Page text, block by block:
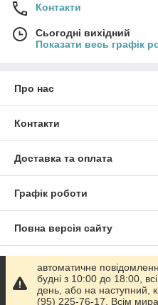
Контакти
Сьогодні вихідний
Показати весь графік
Про нас
Контакти
Доставка та оплата
Графік роботи
Повна версія сайту
Сайт створено на
Політика конфіденційності
автоматичне
будні з 10:00 до 18:00,
день, або на наступний,
(95) 225-76-17. Всім